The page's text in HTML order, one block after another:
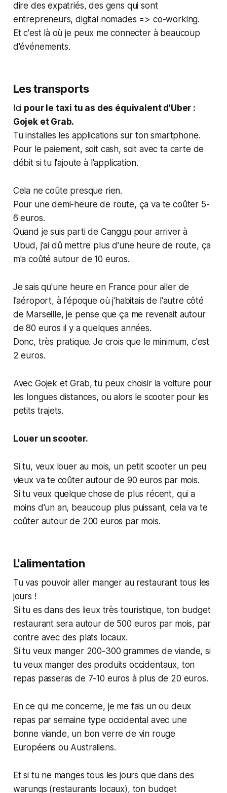
dire des expatriés, des gens qui sont
entrepreneurs, digital nomades => co-working.
Et c'est là où je peux me connecter à beaucoup
d'événements.
Les transports
Ici pour le taxi tu as des équivalent d'Uber :
Gojek et Grab.
Tu installes les applications sur ton smartphone.
Pour le paiement, soit cash, soit avec ta carte de
débit si tu l'ajoute à l'application.
Cela ne coûte presque rien.
Pour une demi-heure de route, ça va te coûter 5-
6 euros.
Quand je suis parti de Canggu pour arriver à
Ubud, j'ai dû mettre plus d'une heure de route, ça
m'a coûté autour de 10 euros.
Je sais qu'une heure en France pour aller de
l'aéroport, à l'époque où j'habitais de l'autre côté
de Marseille, je pense que ça me revenait autour
de 80 euros il y a quelques années.
Donc, très pratique. Je crois que le minimum, c'est
2 euros.
Avec Gojek et Grab, tu peux choisir la voiture pour
les longues distances, ou alors le scooter pour les
petits trajets.
Louer un scooter.
Si tu, veux louer au mois, un petit scooter un peu
vieux va te coûter autour de 90 euros par mois.
Si tu veux quelque chose de plus récent, qui a
moins d'un an, beaucoup plus puissant, cela va te
coûter autour de 200 euros par mois.
L'alimentation
Tu vas pouvoir aller manger au restaurant tous les
jours !
Si tu es dans des lieux très touristique, ton budget
restaurant sera autour de 500 euros par mois, par
contre avec des plats locaux.
Si tu veux manger 200-300 grammes de viande, si
tu veux manger des produits occidentaux, ton
repas passeras de 7-10 euros à plus de 20 euros.
En ce qui me concerne, je me fais un ou deux
repas par semaine type occidental avec une
bonne viande, un bon verre de vin rouge
Européens ou Australiens.
Et si tu ne manges tous les jours que dans des
warungs (restaurants locaux), ton budget